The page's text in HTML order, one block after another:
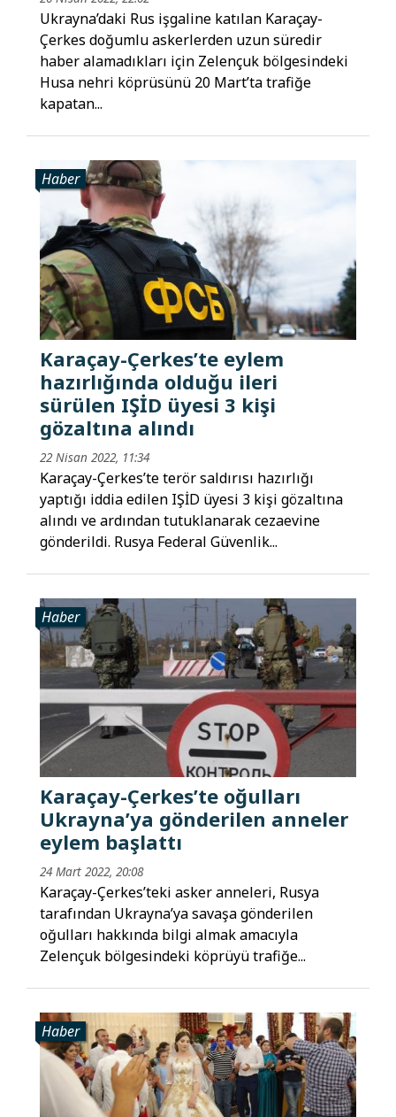
Ukrayna’daki Rus işgaline katılan Karaçay-
Çerkes doğumlu askerlerden uzun süredir
haber alamadıkları için Zelençuk bölgesindeki
Husa nehri köprüsünü 20 Mart’ta trafiğe
kapatan...
Haber
Karaçay-Çerkes’te eylem
hazırlığında olduğu ileri
sürülen IŞİD üyesi 3 kişi
gözaltına alındı
22 Nisan 2022, 11:34
Karaçay-Çerkes’te terör saldırısı hazırlığı
yaptığı iddia edilen IŞİD üyesi 3 kişi gözaltına
alındı ve ardından tutuklanarak cezaevine
gönderildi. Rusya Federal Güvenlik...
Haber
Karaçay-Çerkes’te oğulları
Ukrayna’ya gönderilen anneler
eylem başlattı
24 Mart 2022, 20:08
Karaçay-Çerkes’teki asker anneleri, Rusya
tarafından Ukrayna’ya savaşa gönderilen
oğulları hakkında bilgi almak amacıyla
Zelençuk bölgesindeki köprüyü trafiğe...
Haber